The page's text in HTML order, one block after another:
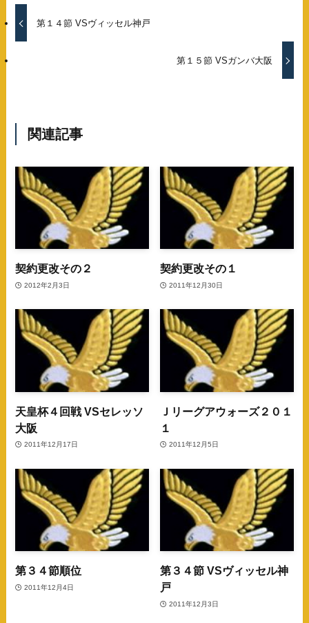
第１４節 VSヴィッセル神戸
第１５節 VSガンバ大阪
関連記事
契約更改その２
2012年2月3日
契約更改その１
2011年12月30日
天皇杯４回戦 VSセレッソ
大阪
2011年12月17日
Ｊリーグアウォーズ２０１
１
2011年12月5日
第３４節順位
2011年12月4日
第３４節 VSヴィッセル神
戸
2011年12月3日